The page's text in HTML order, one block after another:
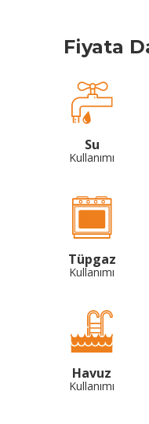
Fiyata
Su
Kullanımı
Tüpgaz
Kullanımı
Havuz
Kullanımı